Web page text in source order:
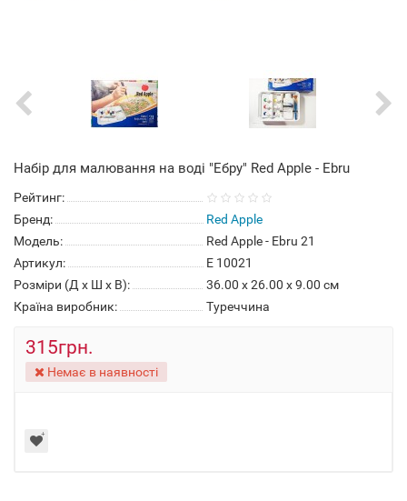
Набір для малювання на воді "Ебру" Red Apple - Ebru
Рейтинг:
Бренд:
Red Apple
Модель:
Red Apple - Ebru 21
Артикул:
E 10021
Розміри (Д x Ш x В):
36.00 x 26.00 x 9.00 см
Країна виробник:
Туреччина
315грн.
Немає в наявності